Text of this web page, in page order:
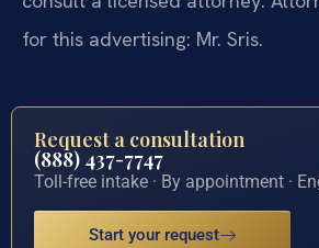
for this advertising: Mr. Sris.
Request a consultation
(888) 437-7747
Toll-free intake · By appointment ·
Start your request